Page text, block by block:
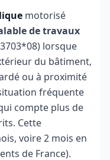
motorisé
de travaux
lorsque
du bâtiment,
ou à proximité
fréquente
compte plus de
Cette
voire 2 mois en
de France).